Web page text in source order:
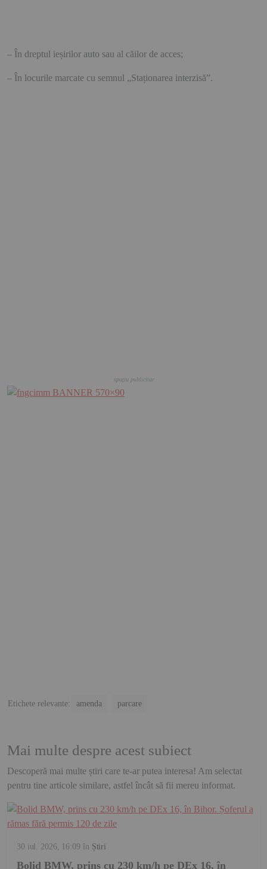
– În dreptul ieșirilor auto sau al căilor de acces;
– În locurile marcate cu semnul „Staționarea interzisă”.
Etichete relevante: amenda parcare
Mai multe despre acest subiect
Descoperă mai multe știri care te-ar putea interesa! Am selectat
pentru tine articole similare, astfel încât să fii mereu informat.
30 iul. 2026, 16:09 în Știri
Bolid BMW, prins cu 230 km/h pe DEx 16, în